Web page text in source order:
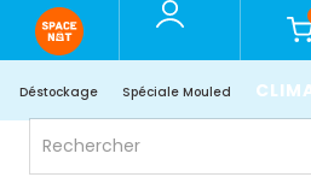
Déstockage Spéciale Mouled